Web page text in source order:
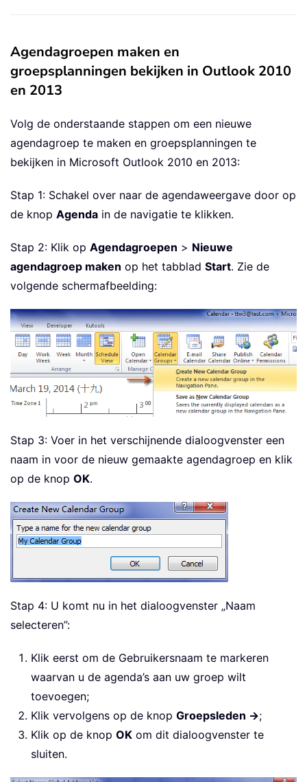
Agendagroepen maken en
groepsplanningen bekijken in Outlook 2010
en 2013
Volg de onderstaande stappen om een nieuwe
agendagroep te maken en groepsplanningen te
bekijken in Microsoft Outlook 2010 en 2013:
Stap 1: Schakel over naar de agendaweergave door op
de knop Agenda in de navigatie te klikken.
Stap 2: Klik op Agendagroepen > Nieuwe
agendagroep maken op het tabblad Start. Zie de
volgende schermafbeelding:
Stap 3: Voer in het verschijnende dialoogvenster een
naam in voor de nieuw gemaakte agendagroep en klik
op de knop OK.
Stap 4: U komt nu in het dialoogvenster „Naam
selecteren”:
Klik eerst om de Gebruikersnaam te markeren
waarvan u de agenda’s aan uw groep wilt
toevoegen;
Klik vervolgens op de knop Groepsleden ->;
Klik op de knop OK om dit dialoogvenster te
sluiten.